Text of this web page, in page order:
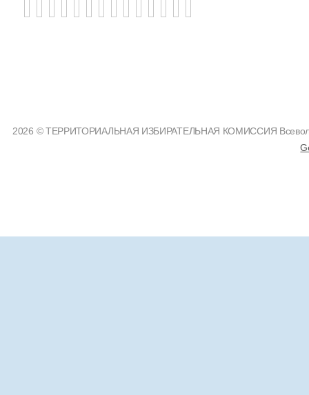
2026 © ТЕРРИТОРИАЛЬНАЯ ИЗБИРАТЕЛЬНАЯ КОМИССИЯ